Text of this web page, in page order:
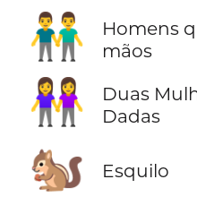
👬
Homens
mãos
👭
Duas
Dadas
🐿️ Esquilo